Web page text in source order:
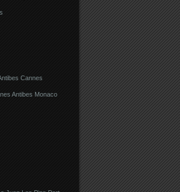
Cannes
Antibes Monaco